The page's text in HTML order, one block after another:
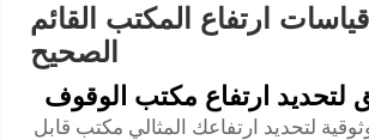
ارتفاع المكتب القائم
الصحيح
لتحديد ارتفاع مكتب الوقوف
لتحديد ارتفاعك المثالي مكتب قابل